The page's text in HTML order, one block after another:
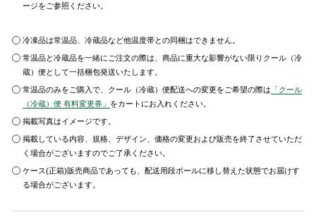
ージをご参照ください。
冷凍品は常温品、冷蔵品など他温度帯との同梱はできません。
常温品と冷蔵品を一緒にご注文の際は、商品に重大な影響がない限りクール（冷
蔵）便として一括梱包発送いたします。
常温品のみをご購入で、クール（冷蔵）便配送への変更をご希望の際は 「クール
（冷蔵）便 有料変更券」 をカートにお入れください。
掲載写真はイメージです。
掲載している内容、規格、デザイン、価格の変更および販売を終了させていただ
く場合がございますのでご了承ください。
ケース(正箱)販売商品であっても、配送用段ボールに移し替えた状態でお届けす
る場合がございます。